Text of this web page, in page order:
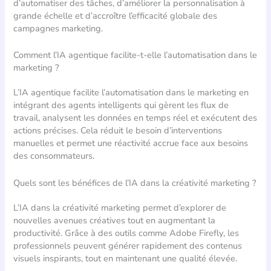
d’automatiser des tâches, d’améliorer la personnalisation à
grande échelle et d’accroître l’efficacité globale des
campagnes marketing.
Comment l’IA agentique facilite-t-elle l’automatisation dans le
marketing ?
L’IA agentique facilite l’automatisation dans le marketing en
intégrant des agents intelligents qui gèrent les flux de
travail, analysent les données en temps réel et exécutent des
actions précises. Cela réduit le besoin d’interventions
manuelles et permet une réactivité accrue face aux besoins
des consommateurs.
Quels sont les bénéfices de l’IA dans la créativité marketing ?
L’IA dans la créativité marketing permet d’explorer de
nouvelles avenues créatives tout en augmentant la
productivité. Grâce à des outils comme Adobe Firefly, les
professionnels peuvent générer rapidement des contenus
visuels inspirants, tout en maintenant une qualité élevée.